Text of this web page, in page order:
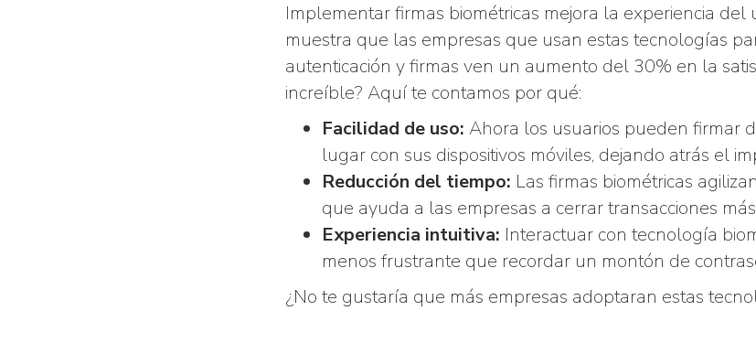
Implementar firmas biométricas mejora la experiencia del
muestra que las empresas que usan estas tecnologías
autenticación y firmas ven un aumento del 30% en la
increíble? Aquí te contamos por qué:
Facilidad de uso: Ahora los usuarios pueden firmar
lugar con sus dispositivos móviles, dejando atrás el
Reducción del tiempo: Las firmas biométricas
que ayuda a las empresas a cerrar transacciones
Experiencia intuitiva: Interactuar con tecnología
menos frustrante que recordar un montón de
¿No te gustaría que más empresas adoptaran estas